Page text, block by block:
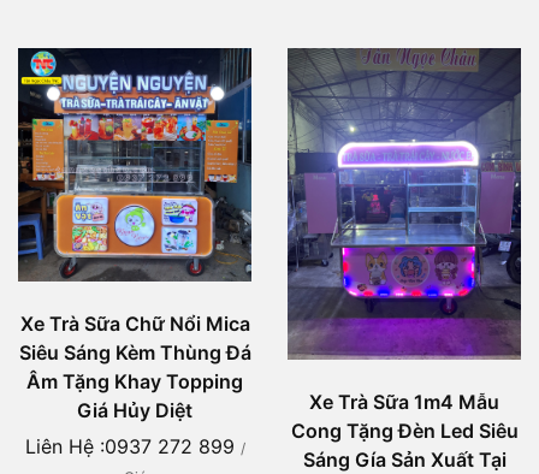
Xe Trà Sữa Chữ Nổi Mica
Siêu Sáng Kèm Thùng Đá
Âm Tặng Khay Topping
Giá Hủy Diệt
Liên Hệ :0937 272 899 /
Xe Trà Sữa 1m4 Mẫu
Cong Tặng Đèn Led Siêu
Sáng Gía Sản Xuất Tại